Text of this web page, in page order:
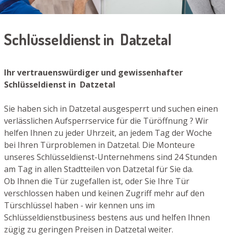
Schlüsseldienst in Datzetal
Ihr vertrauenswürdiger und gewissenhafter
Schlüsseldienst in Datzetal
Sie haben sich in Datzetal ausgesperrt und suchen einen
verlässlichen Aufsperrservice für die Türöffnung ? Wir
helfen Ihnen zu jeder Uhrzeit, an jedem Tag der Woche
bei Ihren Türproblemen in Datzetal. Die Monteure
unseres Schlüsseldienst-Unternehmens sind 24 Stunden
am Tag in allen Stadtteilen von Datzetal für Sie da.
Ob Ihnen die Tür zugefallen ist, oder Sie Ihre Tür
verschlossen haben und keinen Zugriff mehr auf den
Türschlüssel haben - wir kennen uns im
Schlüsseldienstbusiness bestens aus und helfen Ihnen
zügig zu geringen Preisen in Datzetal weiter.